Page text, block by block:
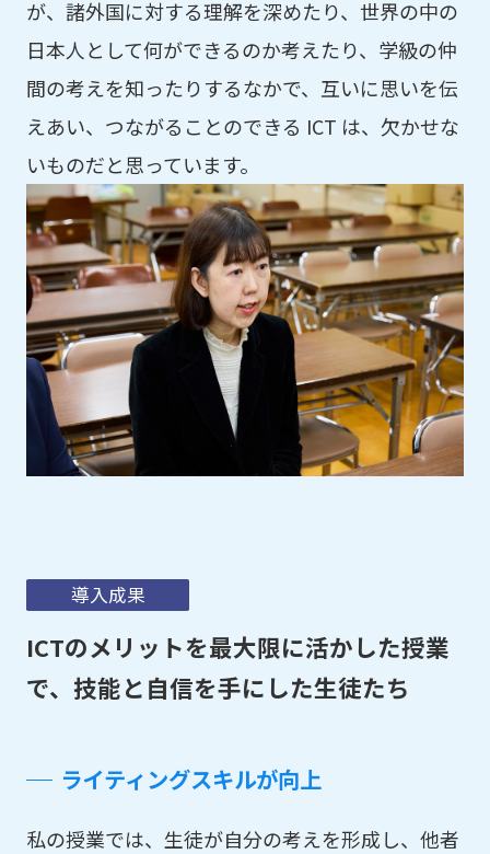
が、諸外国に対する理解を深めたり、世界の中の
日本人として何ができるのか考えたり、学級の仲
間の考えを知ったりするなかで、互いに思いを伝
えあい、つながることのできる ICT は、欠かせな
いものだと思っています。
導入成果
ICTのメリットを最大限に活かした授業
で、技能と自信を手にした生徒たち
ライティングスキルが向上
私の授業では、生徒が自分の考えを形成し、他者